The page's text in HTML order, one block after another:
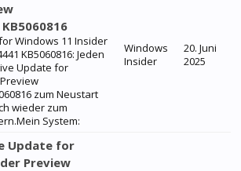
Windows 11 Insider
KB5060816: Jeden
Update for
zum Neustart
wieder zum
System:
Windows
Insider
20. Juni
2025
Update for
Preview